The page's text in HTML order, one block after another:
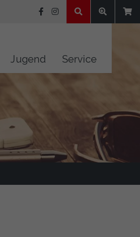
Jugend Service